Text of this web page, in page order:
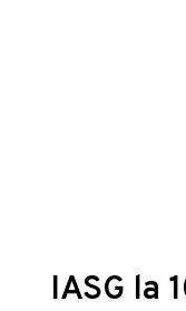
IASG la